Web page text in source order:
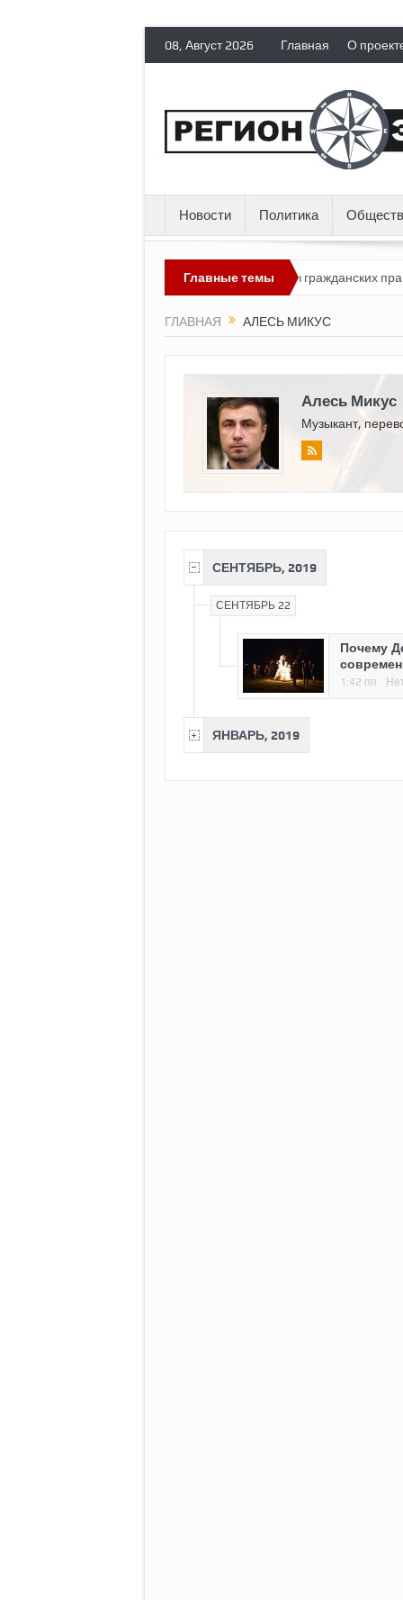
08, Август 2026 Главная О
Новости Политика
Главные темы
Россия лишает политических эмигрантов гражданских прав
ГЛАВНАЯ АЛЕСЬ МИКУС
Алесь Микус
Музыкант,
СЕНТЯБРЬ, 2019
СЕНТЯБРЬ 22
Почему
1:42 пп
ЯНВАРЬ, 2019